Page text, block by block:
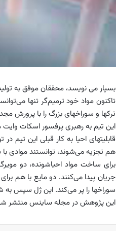
بسپار می نویسد، محققان موفق به
تاکنون مواد خود ترمیم‌گر تنها
ترکها و سوراخهای بزرگ را با پرورش
این تیم به رهبری پرفسور اسکات وایت
قابلیتهای احیا به کار قبلی این تیم
هم تجزیه می‌شوند، توانستند موادی
برای ساخت مواد احیاشونده، دو
جریان پیدا می‌کنند. دو مایع با هم
سوراخها را پر می‌کند. این ژل سپس
این پژوهش در مجله ساینس منتشر